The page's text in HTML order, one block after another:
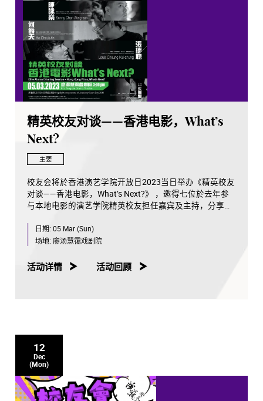
精英校友对谈——香港电影，What’s
Next?
主要
校友会将於香港演艺学院开放日2023当日举办《精英校友
对谈——香港电影，What’s Next?》 ，邀得七位於去年参
与本地电影的演艺学院精英校友担任嘉宾及主持，分享他
日期: 05 Mar (Sun)
场地: 廖汤慧霭戏剧院
活动详情 活动回顾
12
Dec
(Mon)